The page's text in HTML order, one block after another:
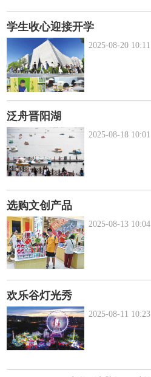
学生收心迎接开学
2025-08-20 10:11
泛舟晋阳湖
2025-08-18 10:01
选购文创产品
2025-08-13 10:04
欢乐谷灯光秀
2025-08-11 10:23